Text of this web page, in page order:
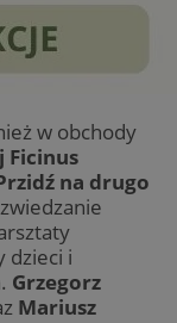
w obchody
Ficinus
na drugo
dzieci i
Grzegorz
Mariusz